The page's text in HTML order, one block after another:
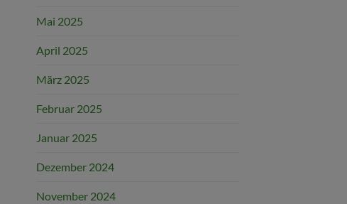
Mai 2025
April 2025
März 2025
Februar 2025
Januar 2025
Dezember 2024
November 2024